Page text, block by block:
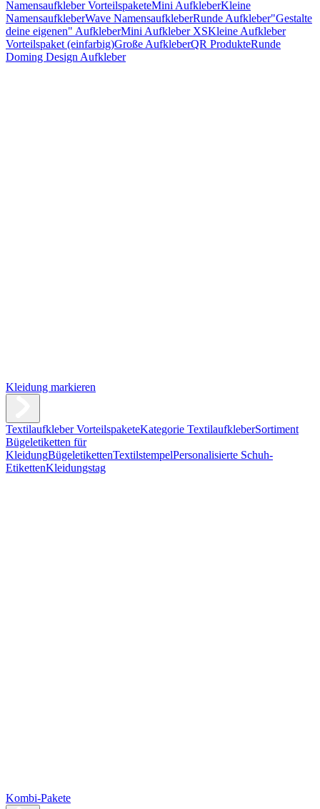
Namensaufkleber VorteilspaketeMini AufkleberKleine
NamensaufkleberWave NamensaufkleberRunde Aufkleber"Gestalte
deine eigenen" AufkleberMini Aufkleber XSKleine Aufkleber
Vorteilspaket (einfarbig)Große AufkleberQR ProdukteRunde
Doming Design Aufkleber
Kleidung markieren
Textilaufkleber VorteilspaketeKategorie TextilaufkleberSortiment
Bügeletiketten für
KleidungBügeletikettenTextilstempelPersonalisierte Schuh-
EtikettenKleidungstag
Kombi-Pakete